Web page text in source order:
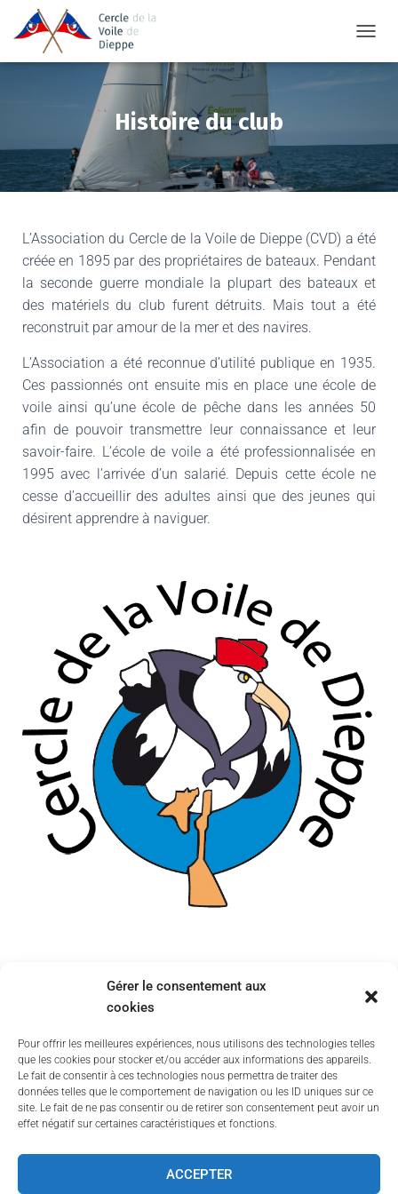
Gérer le consentement aux
cookies
Pour offrir les meilleures expériences, nous utilisons des technologies telles
que les cookies pour stocker et/ou accéder aux informations des appareils.
Le fait de consentir à ces technologies nous permettra de traiter des
données telles que le comportement de navigation ou les ID uniques sur ce
site. Le fait de ne pas consentir ou de retirer son consentement peut avoir un
effet négatif sur certaines caractéristiques et fonctions.
ACCEPTER
Histoire du club
L’Association du Cercle de la Voile de Dieppe (CVD) a été
créée en 1895 par des propriétaires de bateaux. Pendant
la seconde guerre mondiale la plupart des bateaux et
des matériels du club furent détruits. Mais tout a été
reconstruit par amour de la mer et des navires.
L’Association a été reconnue d’utilité publique en 1935.
Ces passionnés ont ensuite mis en place une école de
voile ainsi qu’une école de pêche dans les années 50
afin de pouvoir transmettre leur connaissance et leur
savoir-faire. L’école de voile a été professionnalisée en
1995 avec l’arrivée d’un salarié. Depuis cette école ne
cesse d’accueillir des adultes ainsi que des jeunes qui
désirent apprendre à naviguer.
1895 : Création
1935 : Déclaration en Sous-préfecture
1935 : Publication au Journal Officiel
1951 : Agrément Jeunesse et Sport